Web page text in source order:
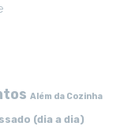
Além da Cozinha
(dia a dia)